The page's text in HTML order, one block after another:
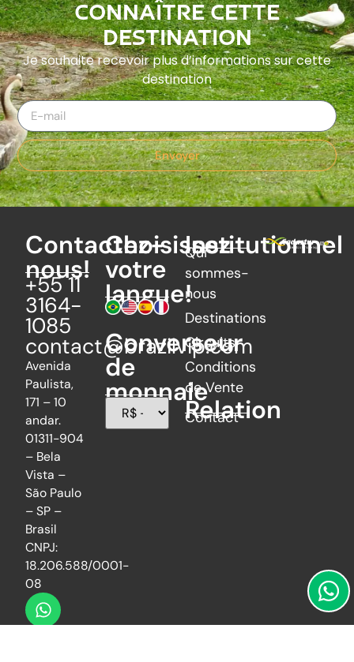
CONNAÎTRE CETTE
DESTINATION
Je souhaite recevoir plus d’informations sur cette
destination
Envoyer
Contactez-
nous!
+55 11
3164-
1085
contact@brazilvip.com
Avenida
Paulista,
171 – 10
andar.
01311-904
– Bela
Vista –
São Paulo
– SP –
Brasil
CNPJ:
18.206.588/0001-
08
Choisissez
votre
langue!
Converseur
de
monnaie
Institutionnel
Qui
sommes-
nous
Destinations
Circuits
Conditions
de Vente
Relation
Contact